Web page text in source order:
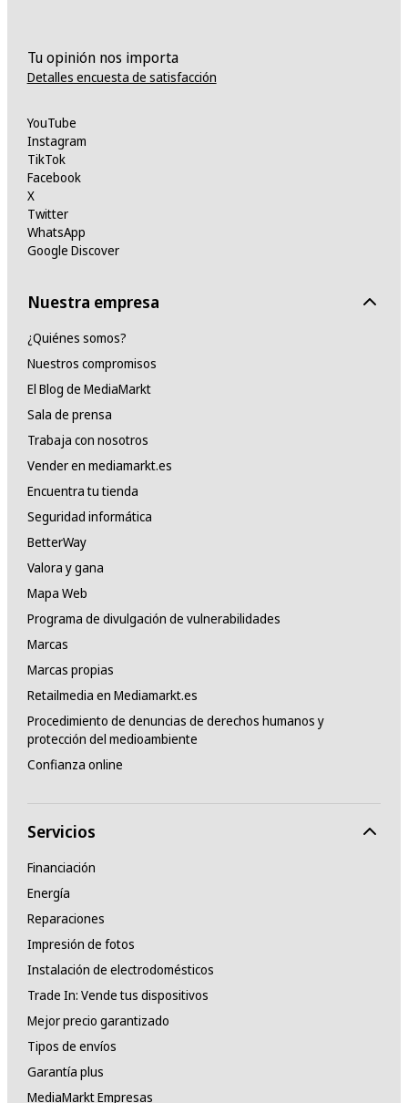
Tu opinión nos importa
Detalles encuesta de satisfacción
YouTube
Instagram
TikTok
Facebook
X
Twitter
WhatsApp
Google Discover
Nuestra empresa
¿Quiénes somos?
Nuestros compromisos
El Blog de MediaMarkt
Sala de prensa
Trabaja con nosotros
Vender en mediamarkt.es
Encuentra tu tienda
Seguridad informática
BetterWay
Valora y gana
Mapa Web
Programa de divulgación de vulnerabilidades
Marcas
Marcas propias
Retailmedia en Mediamarkt.es
Procedimiento de denuncias de derechos humanos y
protección del medioambiente
Confianza online
Servicios
Financiación
Energía
Reparaciones
Impresión de fotos
Instalación de electrodomésticos
Trade In: Vende tus dispositivos
Mejor precio garantizado
Tipos de envíos
Garantía plus
MediaMarkt Empresas